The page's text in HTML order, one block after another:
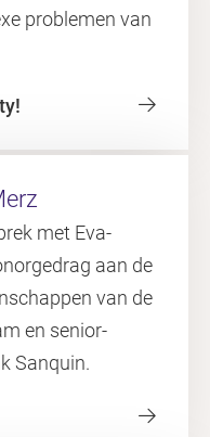
problemen van
met Eva-
aan de
van de
en senior-
Sanquin.